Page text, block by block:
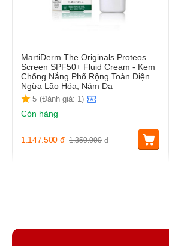
MartiDerm The Originals Proteos
Screen SPF50+ Fluid Cream - Kem
Chống Nắng Phổ Rộng Toàn Diện
Ngừa Lão Hóa, Nám Da
5 (Đánh giá: 1)
Còn hàng
1.350.000 đ
1.147.500 đ